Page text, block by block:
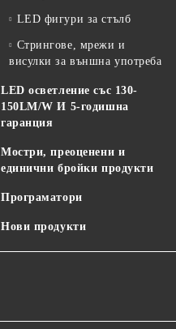
LED фигури за стълб
Стрингове, мрежи и
висулки за външна употреба
LED осветление със 130-
150LM/W И 5-годишна
гаранция
Мостри, преоценени и
единични бройки продукти
Програматори
Нови продукти